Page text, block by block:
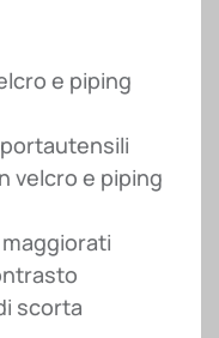
e piping
velcro e piping
scorta